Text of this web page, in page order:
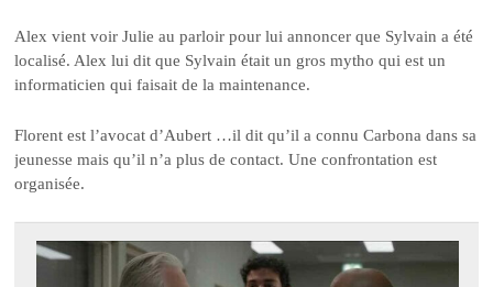
Alex vient voir Julie au parloir pour lui annoncer que Sylvain a été
localisé. Alex lui dit que Sylvain était un gros mytho qui est un
informaticien qui faisait de la maintenance.
Florent est l’avocat d’Aubert …il dit qu’il a connu Carbona dans sa
jeunesse mais qu’il n’a plus de contact. Une confrontation est
organisée.